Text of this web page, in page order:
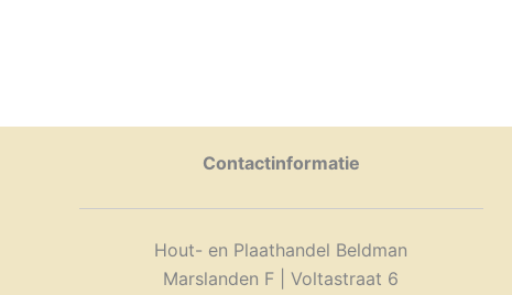
Contactinformatie
Hout- en Plaathandel Beldman
Marslanden F | Voltastraat 6